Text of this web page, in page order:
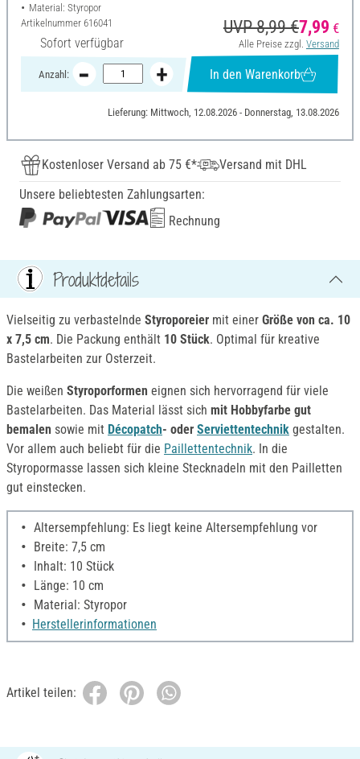
Material: Styropor
Artikelnummer 616041
Sofort verfügbar
UVP 8,99 €7,99 €
Alle Preise zzgl. Versand
Anzahl: In den Warenkorb
Lieferung: Mittwoch, 12.08.2026 - Donnerstag, 13.08.2026
Kostenloser Versand ab 75 €*
Versand mit DHL
Unsere beliebtesten Zahlungsarten:
Rechnung
Produktdetails
Vielseitig zu verbastelnde Styroporeier mit einer Größe von ca. 10
x 7,5 cm. Die Packung enthält 10 Stück. Optimal für kreative
Bastelarbeiten zur Osterzeit.
Die weißen Styroporformen eignen sich hervorragend für viele
Bastelarbeiten. Das Material lässt sich mit Hobbyfarbe gut
bemalen sowie mit Décopatch- oder Serviettentechnik gestalten.
Vor allem auch beliebt für die Paillettentechnik. In die
Styropormasse lassen sich kleine Stecknadeln mit den Pailletten
gut einstecken.
Altersempfehlung: Es liegt keine Altersempfehlung vor
Breite: 7,5 cm
Inhalt: 10 Stück
Länge: 10 cm
Material: Styropor
Herstellerinformationen
Artikel teilen: